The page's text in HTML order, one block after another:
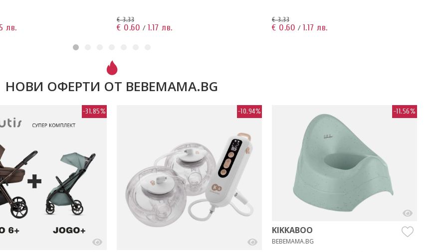
лв.
€ 3.33
€ 0.60 / 1.17 лв.
€ 3.33
€ 0.60 / 1.17 лв.
НОВИ ОФЕРТИ ОТ BEBEMAMA.BG
-31.85% -10.94% -11.56%
KIKKABOO
BEBEMAMA.BG